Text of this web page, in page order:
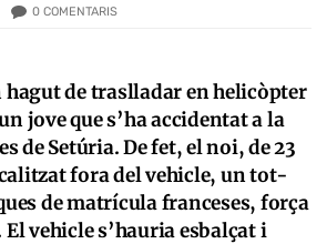
0 COMENTARIS
hagut de traslladar en helicòpter
jove que s’ha accidentat a la
de Setúria. De fet, el noi, de 23
fora del vehicle, un tot-
de matrícula franceses, força
vehicle s’hauria esbalçat i